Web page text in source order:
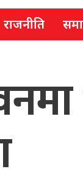
राजनीति